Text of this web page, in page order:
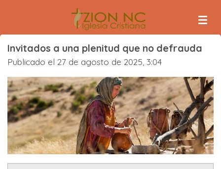
contenido
principal
Invitados a una plenitud que no defrauda
Publicado el 27 de agosto de 2025, 3:04